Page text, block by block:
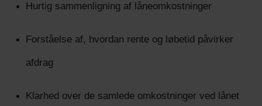
Hurtig sammenligning af låneomkostninger
Forståelse af, hvordan rente og løbetid påvirker
afdrag
Klarhed over de samlede omkostninger ved lånet